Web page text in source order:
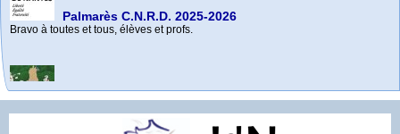
– octobre 2026
Toutes les informations à venir sur le site internet de l’Amicale (…)
Mai 2026 - Commémoration à La Baule-Escoublac
Septembre 2025 - 81